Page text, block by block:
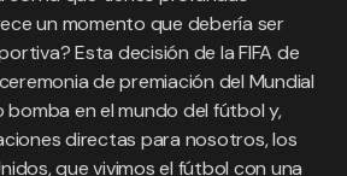
un momento que debería ser
Esta decisión de la FIFA de
de premiación del Mundial
en el mundo del fútbol y,
directas para nosotros, los
que vivimos el fútbol con una